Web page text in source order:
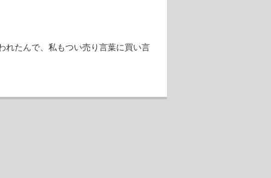
れたんで、私もつい売り言葉に買い言